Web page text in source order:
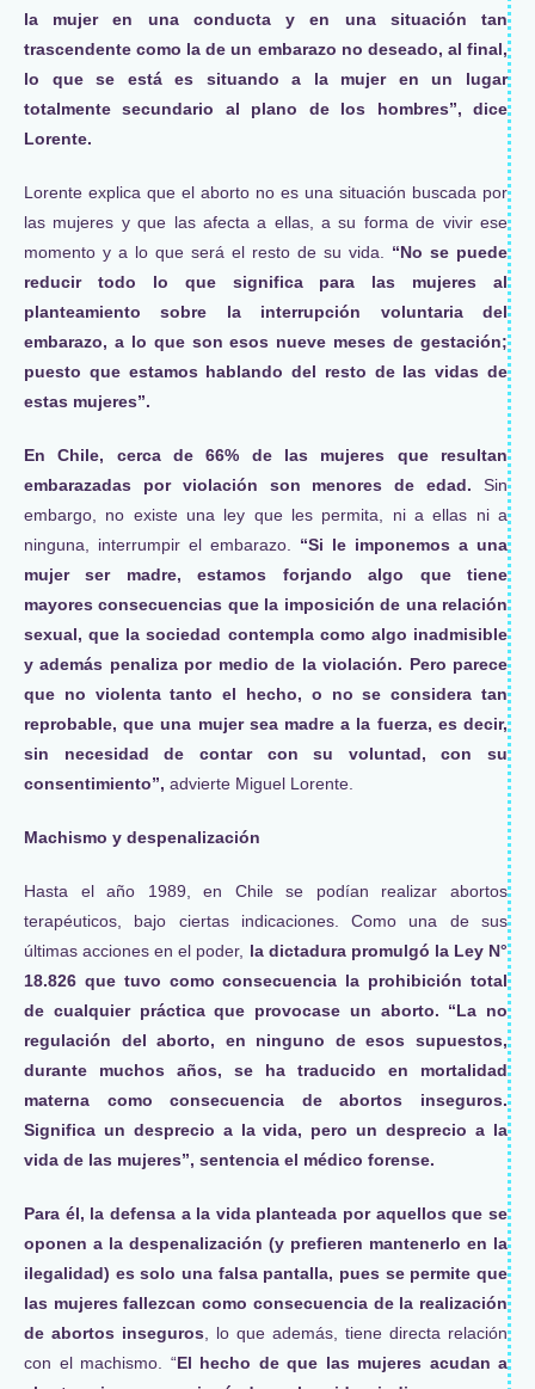
la mujer en una conducta y en una situación tan
trascendente como la de un embarazo no deseado, al final,
lo que se está es situando a la mujer en un lugar
totalmente secundario al plano de los hombres”, dice
Lorente.
Lorente explica que el aborto no es una situación buscada por
las mujeres y que las afecta a ellas, a su forma de vivir ese
momento y a lo que será el resto de su vida. “No se puede
reducir todo lo que significa para las mujeres al
planteamiento sobre la interrupción voluntaria del
embarazo, a lo que son esos nueve meses de gestación;
puesto que estamos hablando del resto de las vidas de
estas mujeres”.
En Chile, cerca de 66% de las mujeres que resultan
embarazadas por violación son menores de edad. Sin
embargo, no existe una ley que les permita, ni a ellas ni a
ninguna, interrumpir el embarazo. “Si le imponemos a una
mujer ser madre, estamos forjando algo que tiene
mayores consecuencias que la imposición de una relación
sexual, que la sociedad contempla como algo inadmisible
y además penaliza por medio de la violación. Pero parece
que no violenta tanto el hecho, o no se considera tan
reprobable, que una mujer sea madre a la fuerza, es decir,
sin necesidad de contar con su voluntad, con su
consentimiento”, advierte Miguel Lorente.
Machismo y despenalización
Hasta el año 1989, en Chile se podían realizar abortos
terapéuticos, bajo ciertas indicaciones. Como una de sus
últimas acciones en el poder, la dictadura promulgó la Ley N°
18.826 que tuvo como consecuencia la prohibición total
de cualquier práctica que provocase un aborto. “La no
regulación del aborto, en ninguno de esos supuestos,
durante muchos años, se ha traducido en mortalidad
materna como consecuencia de abortos inseguros.
Significa un desprecio a la vida, pero un desprecio a la
vida de las mujeres”, sentencia el médico forense.
Para él, la defensa a la vida planteada por aquellos que se
oponen a la despenalización (y prefieren mantenerlo en la
ilegalidad) es solo una falsa pantalla, pues se permite que
las mujeres fallezcan como consecuencia de la realización
de abortos inseguros , lo que además, tiene directa relación
con el machismo. “El hecho de que las mujeres acudan a